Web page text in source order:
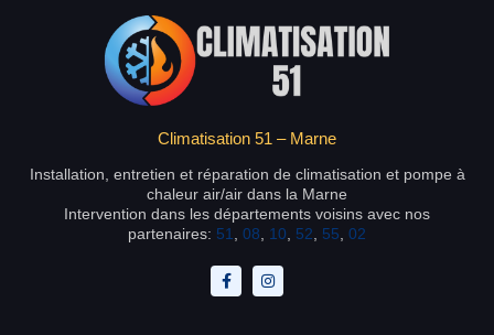
Climatisation 51 – Marne
Installation, entretien et réparation de climatisation et pompe à
chaleur air/air dans la Marne
Intervention dans les départements voisins avec nos
partenaires: 51 08 10 52 55 02